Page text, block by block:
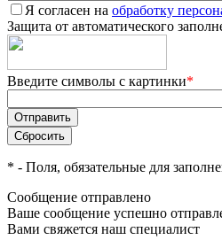
Я согласен на обработку
Защита от автоматического
Введите символы с картинки*
* - Поля, обязательные для
Сообщение отправлено
Ваше сообщение успешно
Вами свяжется наш специалист